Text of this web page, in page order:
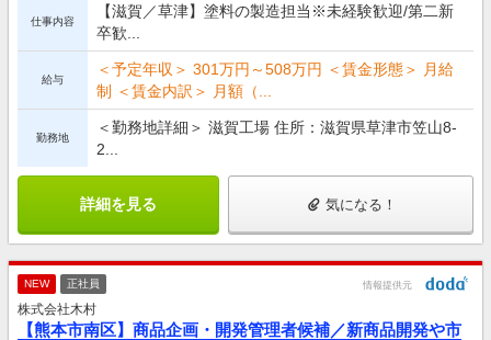
仕事内容
【滋賀／草津】塗料の製造担当※未経験歓迎/第二新
卒歓...
給与
＜予定年収＞ 301万円～508万円 ＜賃金形態＞ 月給
制 ＜賃金内訳＞ 月額（...
勤務地
＜勤務地詳細＞ 滋賀工場 住所：滋賀県草津市笠山8-
2...
詳細を見る 気になる！
NEW 正社員 情報提供元
株式会社木村
【熊本市南区】商品企画・開発管理者候補／新商品開発や市